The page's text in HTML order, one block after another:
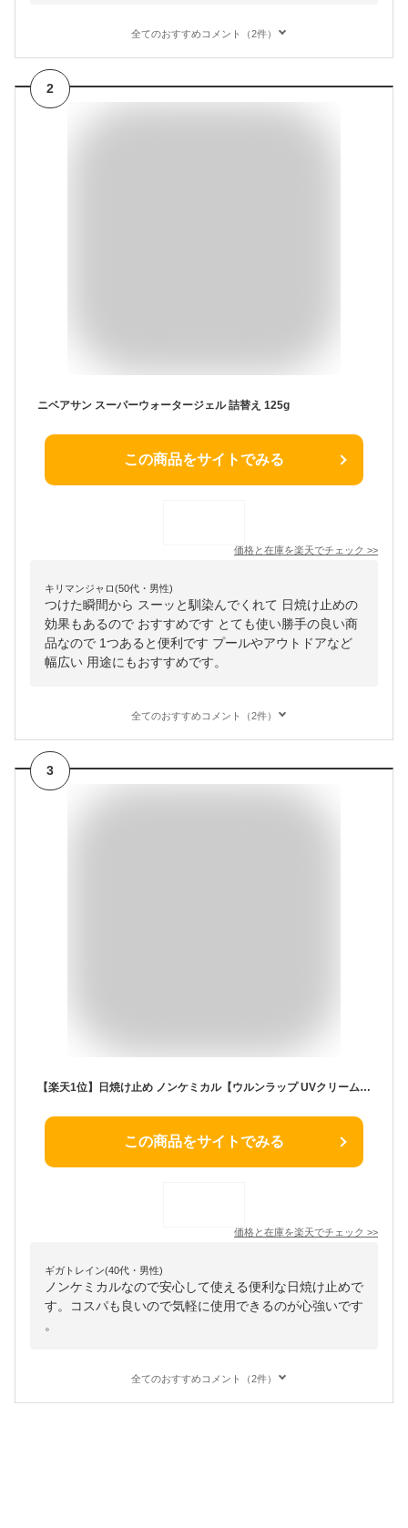
全てのおすすめコメント（2件）
2
ニベアサン スーパーウォータージェル 詰替え 125g
この商品をサイトでみる
価格と在庫を楽天でチェック >>
キリマンジャロ(50代・男性)
つけた瞬間から スーッと馴染んでくれて 日焼け止めの
効果もあるので おすすめです とても使い勝手の良い商
品なので 1つあると便利です プールやアウトドアなど
幅広い 用途にもおすすめです。
全てのおすすめコメント（2件）
3
【楽天1位】日焼け止め ノンケミカル【ウルンラップ UVクリーム SPF28 PA+++】オーガニック紫外線吸収剤不使用 酸化亜鉛不使用 UV 紫外線 顔 からだ 全身 敏感肌 低刺激 白くならない 化粧下地 子供 おすすめ メンズ 人気
この商品をサイトでみる
価格と在庫を楽天でチェック >>
ギガトレイン(40代・男性)
ノンケミカルなので安心して使える便利な日焼け止めで
す。コスパも良いので気軽に使用できるのが心強いです
。
全てのおすすめコメント（2件）